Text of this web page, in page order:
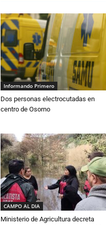
Informando Primero
Dos personas electrocutadas en
centro de Osorno
CAMPO AL DIA
Ministerio de Agricultura decreta